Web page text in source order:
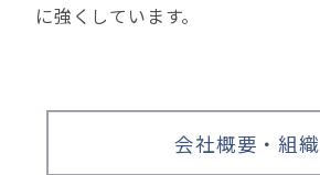
に強くしています。
会社概要・組織